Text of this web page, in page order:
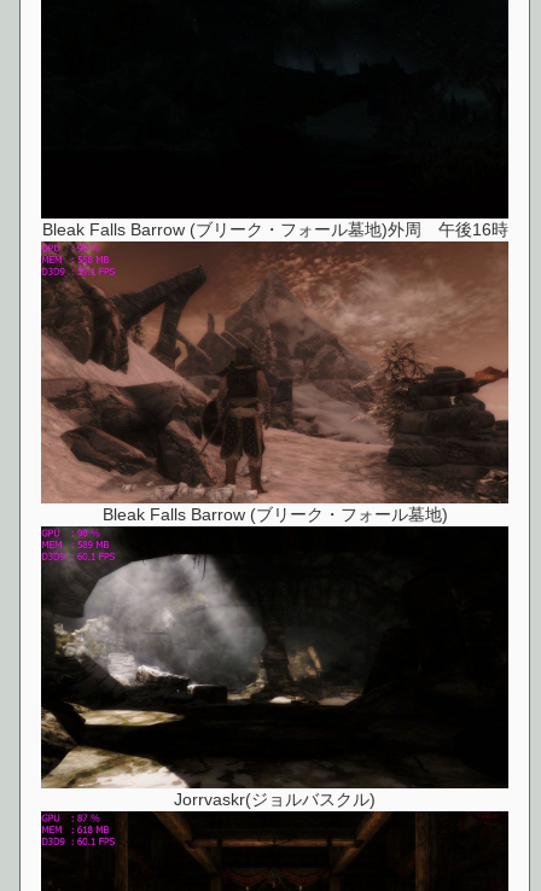
Bleak Falls Barrow (ブリーク・フォール墓地)外周 午後16時
Bleak Falls Barrow (ブリーク・フォール墓地)
Jorrvaskr(ジョルバスクル)